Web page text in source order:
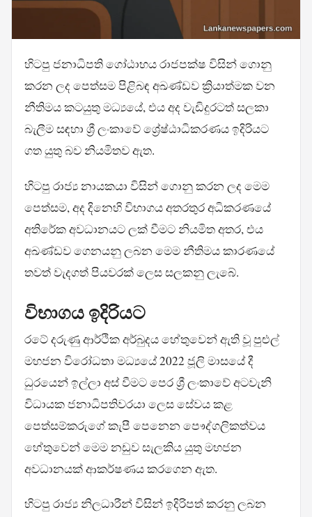
හිටපු ජනාධිපති ගෝඨාභය රාජපක්ෂ විසින් ගොනු
කරන ලද පෙත්සම පිළිබඳ අඛණ්ඩව ක්‍රියාත්මක වන
නීතිමය කටයුතු මධ්‍යයේ, එය අද වැඩිදුරටත් සලකා
බැලීම සඳහා ශ්‍රී ලංකාවේ ශ්‍රේෂ්ඨාධිකරණය ඉදිරියට
ගත යුතු බව නියමිතව ඇත.
හිටපු රාජ්‍ය නායකයා විසින් ගොනු කරන ලද මෙම
පෙත්සම, අද දිනෙහි විභාගය අතරතුර අධිකරණයේ
අතිරේක අවධානයට ලක් වීමට නියමිත අතර, එය
අඛණ්ඩව ගෙනයනු ලබන මෙම නීතිමය කාරණයේ
තවත් වැදගත් පියවරක් ලෙස සලකනු ලැබේ.
විභාගය ඉදිරියට
රටේ දරුණු ආර්ථික අර්බුදය හේතුවෙන් ඇති වූ පුළුල්
මහජන විරෝධතා මධ්‍යයේ 2022 ජූලි මාසයේ දී
ධුරයෙන් ඉල්ලා අස් වීමට පෙර ශ්‍රී ලංකාවේ අටවැනි
විධායක ජනාධිපතිවරයා ලෙස සේවය කළ
පෙත්සම්කරුගේ කැපී පෙනෙන පෞද්ගලිකත්වය
හේතුවෙන් මෙම නඩුව සැලකිය යුතු මහජන
අවධානයක් ආකර්ෂණය කරගෙන ඇත.
හිටපු රාජ්‍ය නිලධාරීන් විසින් ඉදිරිපත් කරනු ලබන